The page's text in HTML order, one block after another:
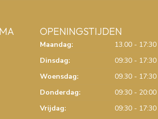
OPENINGSTIJDEN
Maandag:
13.00 - 17:30
Dinsdag:
09:30 - 17:30
Woensdag:
09.30 - 17:30
Donderdag:
09:30 - 20:00
Vrijdag:
09:30 - 17:30